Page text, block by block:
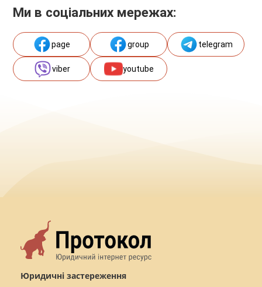
Ми в соціальних мережах:
page group telegram
viber youtube
Юридичні застереження